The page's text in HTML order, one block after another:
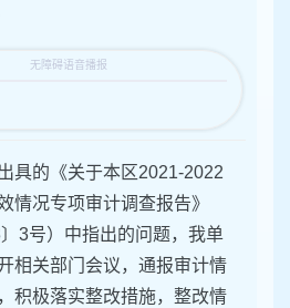
具的《关于本区2021-2022
情况专项审计调查报告》
〕3号）中指出的问题，我单
相关部门会议，通报审计情
积极落实整改措施，整改情